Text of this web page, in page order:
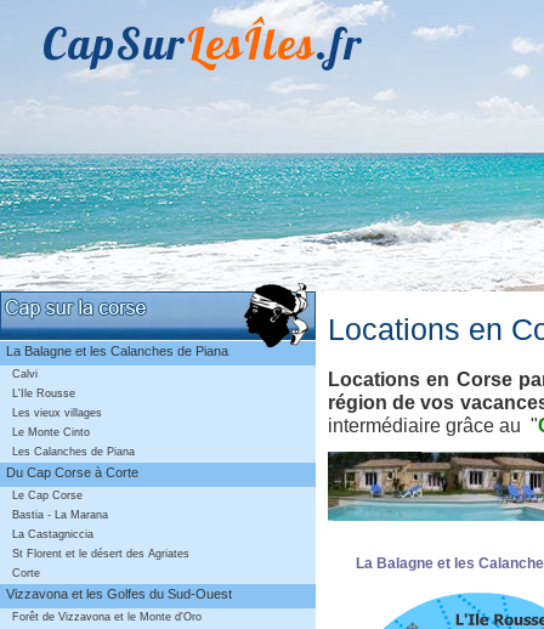
CapSurLesÎles.fr
La Balagne et les Calanches de Piana
Calvi
L'Ile Rousse
Les vieux villages
Le Monte Cinto
Les Calanches de Piana
Du Cap Corse à Corte
Le Cap Corse
Bastia - La Marana
La Castagniccia
St Florent et le désert des Agriates
Corte
Vizzavona et les Golfes du Sud-Ouest
Forêt de Vizzavona et le Monte d'Oro
Locations en
Locations en Corse
région de vos
intermédiaire grâce au "
La Balagne et les